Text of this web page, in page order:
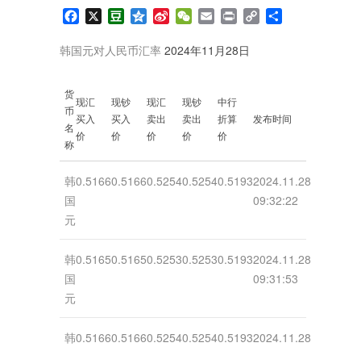
Facebook
X DoubanQzoneSina WeChat
EmailPrint Copy
韩国元对人民币汇率 2024年11月28日
货
币
名
称
现汇
买入
价
现钞
买入
价
现汇
卖出
价
现钞
卖出
价
中行
折算
价
发布时间
韩
国
元
0.51660.51660.52540.52540.51932024.11.28
09:32:22
韩
国
元
0.51650.51650.52530.52530.51932024.11.28
09:31:53
韩0.51660.51660.52540.52540.51932024.11.28